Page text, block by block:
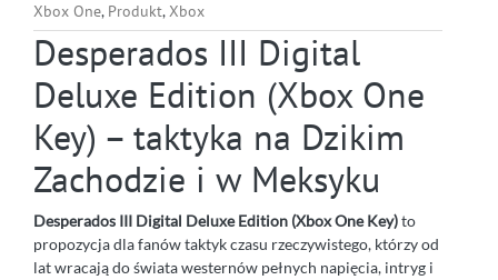
Xbox One, Produkt,Xbox
Desperados III Digital
Deluxe Edition (Xbox One
Key) – taktyka na Dzikim
Zachodzie i w Meksyku
Desperados III Digital Deluxe Edition (Xbox One Key)to
propozycja dla fanów taktyk czasu rzeczywistego, którzy od
lat wracają do świata westernów pełnych napięcia, intryg i